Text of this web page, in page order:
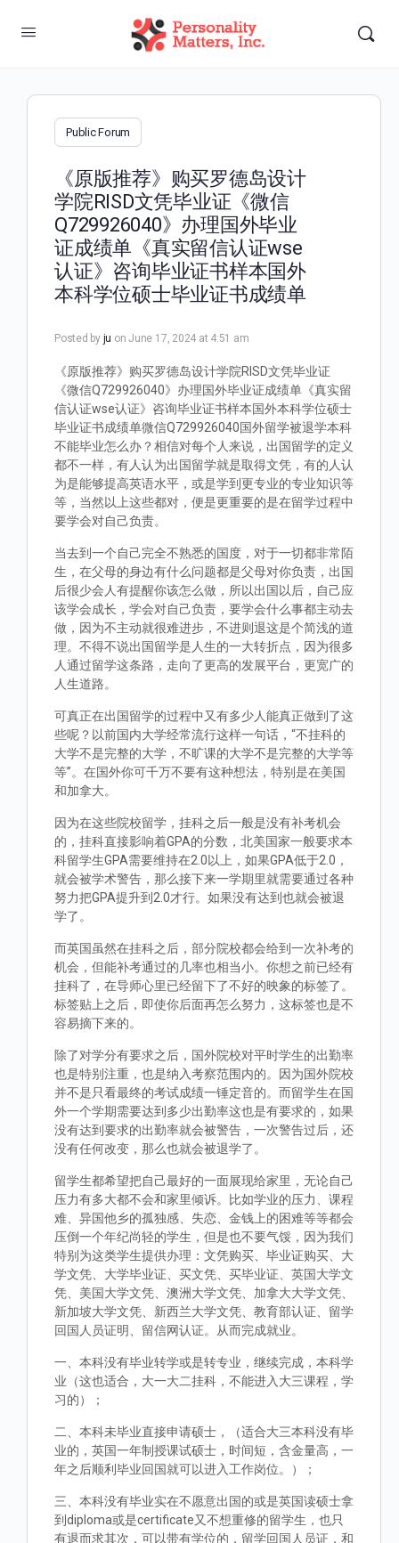
Public Forum
《原版推荐》购买罗德岛设计
学院RISD文凭毕业证《微信
Q729926040》办理国外毕业
证成绩单《真实留信认证wse
认证》咨询毕业证书样本国外
本科学位硕士毕业证书成绩单
Posted by ju on June 17, 2024 at 4:51 am
《原版推荐》购买罗德岛设计学院RISD文凭毕业证
《微信Q729926040》办理国外毕业证成绩单《真实留
信认证wse认证》咨询毕业证书样本国外本科学位硕士
毕业证书成绩单微信Q729926040国外留学被退学本科
不能毕业怎么办？相信对每个人来说，出国留学的定义
都不一样，有人认为出国留学就是取得文凭，有的人认
为是能够提高英语水平，或是学到更专业的专业知识等
等，当然以上这些都对，便是更重要的是在留学过程中
要学会对自己负责。
当去到一个自己完全不熟悉的国度，对于一切都非常陌
生，在父母的身边有什么问题都是父母对你负责，出国
后很少会人有提醒你该怎么做，所以出国以后，自己应
该学会成长，学会对自己负责，要学会什么事都主动去
做，因为不主动就很难进步，不进则退这是个简浅的道
理。不得不说出国留学是人生的一大转折点，因为很多
人通过留学这条路，走向了更高的发展平台，更宽广的
人生道路。
可真正在出国留学的过程中又有多少人能真正做到了这
些呢？以前国内大学经常流行这样一句话，“不挂科的
大学不是完整的大学，不旷课的大学不是完整的大学等
等”。在国外你可千万不要有这种想法，特别是在美国
和加拿大。
因为在这些院校留学，挂科之后一般是没有补考机会
的，挂科直接影响着GPA的分数，北美国家一般要求本
科留学生GPA需要维持在2.0以上，如果GPA低于2.0，
就会被学术警告，那么接下来一学期里就需要通过各种
努力把GPA提升到2.0才行。如果没有达到也就会被退
学了。
而英国虽然在挂科之后，部分院校都会给到一次补考的
机会，但能补考通过的几率也相当小。你想之前已经有
挂科了，在导师心里已经留下了不好的映象的标签了。
标签贴上之后，即使你后面再怎么努力，这标签也是不
容易摘下来的。
除了对学分有要求之后，国外院校对平时学生的出勤率
也是特别注重，也是纳入考察范围内的。因为国外院校
并不是只看最终的考试成绩一锤定音的。而留学生在国
外一个学期需要达到多少出勤率这也是有要求的，如果
没有达到要求的出勤率就会被警告，一次警告过后，还
没有任何改变，那么也就会被退学了。
留学生都希望把自己最好的一面展现给家里，无论自己
压力有多大都不会和家里倾诉。比如学业的压力、课程
难、异国他乡的孤独感、失恋、金钱上的困难等等都会
压倒一个年纪尚轻的学生，但是也不要气馁，因为我们
特别为这类学生提供办理：文凭购买、毕业证购买、大
学文凭、大学毕业证、买文凭、买毕业证、英国大学文
凭、美国大学文凭、澳洲大学文凭、加拿大大学文凭、
新加坡大学文凭、新西兰大学文凭、教育部认证、留学
回国人员证明、留信网认证。从而完成就业。
一、本科没有毕业转学或是转专业，继续完成，本科学
业（这也适合，大一大二挂科，不能进入大三课程，学
习的）；
二、本科未毕业直接申请硕士，（适合大三本科没有毕
业的，英国一年制授课试硕士，时间短，含金量高，一
年之后顺利毕业回国就可以进入工作岗位。）；
三、本科没有毕业实在不愿意出国的或是英国读硕士拿
到diploma或是certificate又不想重修的留学生，也只
有退而求其次，可以带有学位的，留学回国人员证，和